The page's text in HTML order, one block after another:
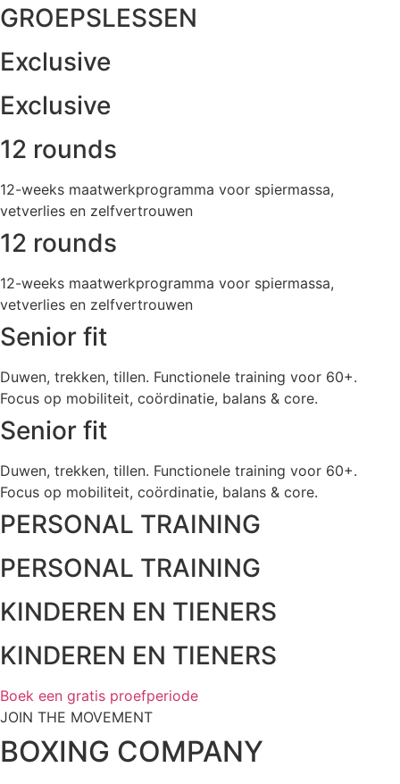
GROEPSLESSEN
Exclusive
Exclusive
12 rounds
12-weeks maatwerkprogramma voor spiermassa,
vetverlies en zelfvertrouwen
12 rounds
12-weeks maatwerkprogramma voor spiermassa,
vetverlies en zelfvertrouwen
Senior fit
Duwen, trekken, tillen. Functionele training voor 60+.
Focus op mobiliteit, coördinatie, balans & core.
Senior fit
Duwen, trekken, tillen. Functionele training voor 60+.
Focus op mobiliteit, coördinatie, balans & core.
PERSONAL TRAINING
PERSONAL TRAINING
KINDEREN EN TIENERS
KINDEREN EN TIENERS
Boek een gratis proefperiode
JOIN THE MOVEMENT
BOXING COMPANY